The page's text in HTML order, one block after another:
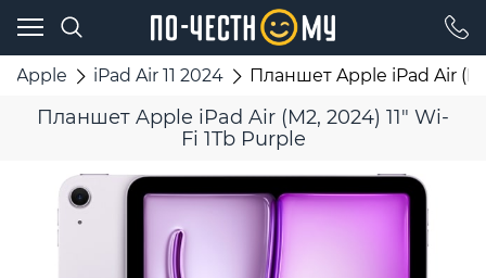
Apple iPad Air 11 2024 Планшет Apple iPad Air
Планшет Apple iPad Air (M2, 2024) 11" Wi-
Fi 1Tb Purple